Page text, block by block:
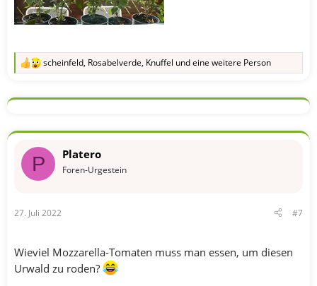
R
k
o
e
n
scheinfeld, Rosabelverde, Knuffel und eine weitere Person
P Platero
Foren-Urgestein
27. Juli 2022 #7
Wieviel Mozzarella-Tomaten muss man essen, um diesen
Urwald zu roden?